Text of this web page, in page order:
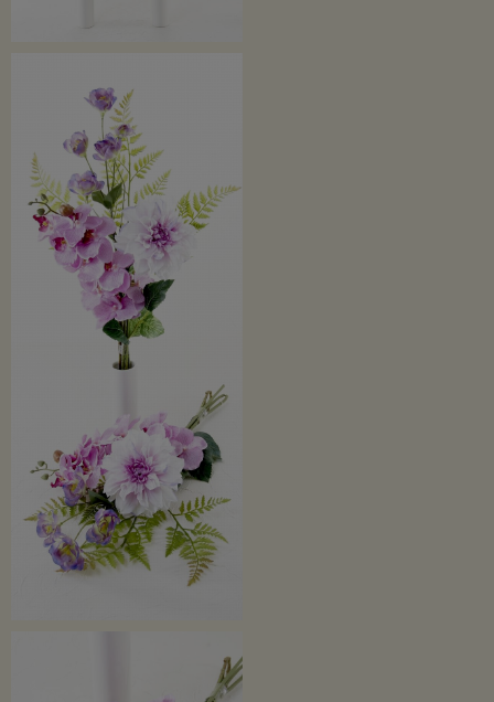
カラーは2色（ブラック・ホワイト）ご用意しております。
別売にてご用意しておりますので必要なお客さまは別途ご注文下さい。
※1対の場合は花器は2個必要です。
※SALE・ご奉仕価格のため返品交換はできませんので予めご了承ください。